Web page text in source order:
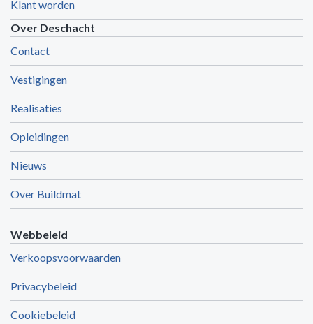
Klant worden
Over Deschacht
Contact
Vestigingen
Realisaties
Opleidingen
Nieuws
Over Buildmat
Webbeleid
Verkoopsvoorwaarden
Privacybeleid
Cookiebeleid